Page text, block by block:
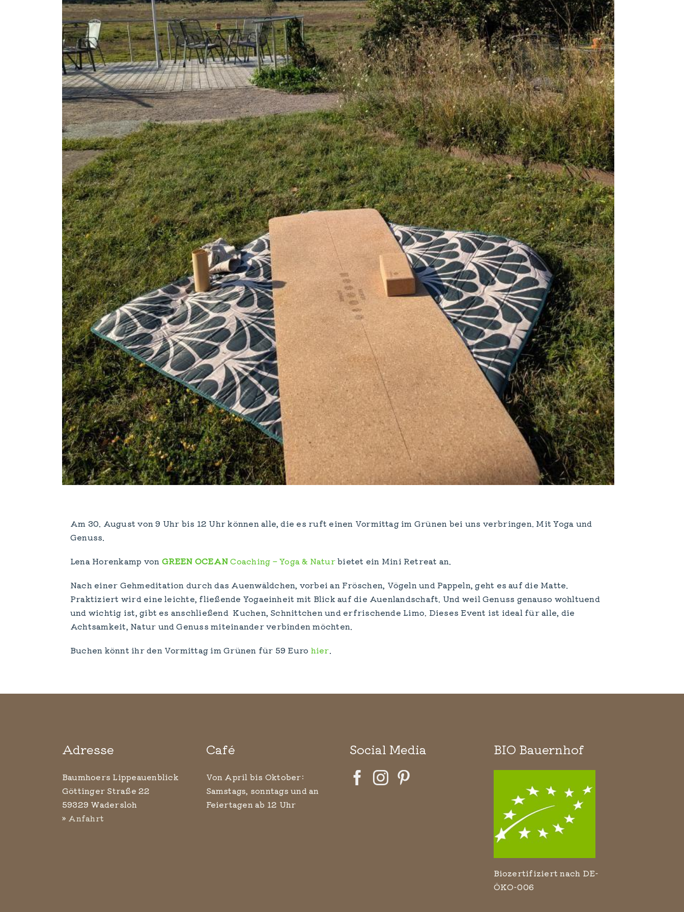
Am 30. August von 9 Uhr bis 12 Uhr können alle, die es ruft einen Vormittag im Grünen bei uns verbringen. Mit Yoga und
Genuss.
Lena Horenkamp von GREEN OCEANCoaching – Yoga & Naturbietet ein Mini Retreat an.
Nach einer Gehmeditation durch das Auenwäldchen, vorbei an Fröschen, Vögeln und Pappeln, geht es auf die Matte.
Praktiziert wird eine leichte, fließende Yogaeinheit mit Blick auf die Auenlandschaft. Und weil Genuss genauso wohltuend
und wichtig ist, gibt es anschließend Kuchen, Schnittchen und erfrischende Limo. Dieses Event ist ideal für alle, die
Achtsamkeit, Natur und Genuss miteinander verbinden möchten.
Buchen könnt ihr den Vormittag im Grünen für 59 Euro hier.
Adresse
Baumhoers Lippeauenblick
Göttinger Straße 22
59329 Wadersloh
» Anfahrt
Café
Von April bis Oktober:
Samstags, sonntags und an
Feiertagen ab 12 Uhr
Social Media BIO Bauernhof
Biozertifiziert nach DE-
ÖKO-006